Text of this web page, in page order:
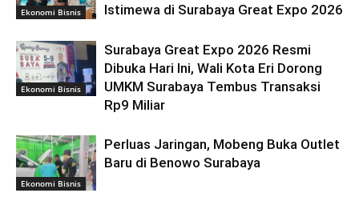
Ekonomi Bisnis
Istimewa di Surabaya Great Expo 2026
Ekonomi Bisnis
Surabaya Great Expo 2026 Resmi
Dibuka Hari Ini, Wali Kota Eri Dorong
UMKM Surabaya Tembus Transaksi
Rp9 Miliar
Ekonomi Bisnis
Perluas Jaringan, Mobeng Buka Outlet
Baru di Benowo Surabaya